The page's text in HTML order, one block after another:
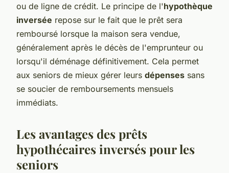
ou de ligne de crédit. Le principe de l'hypothèque
inversée repose sur le fait que le prêt sera
remboursé lorsque la maison sera vendue,
généralement après le décès de l'emprunteur ou
lorsqu'il déménage définitivement. Cela permet
aux seniors de mieux gérer leurs dépenses sans
se soucier de remboursements mensuels
immédiats.
Les avantages des prêts
hypothécaires inversés pour les
seniors